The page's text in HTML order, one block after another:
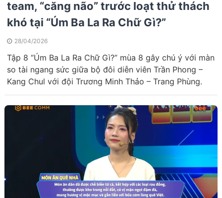
team, “căng não” trước loạt thử thách
khó tại “Úm Ba La Ra Chữ Gì?”
28/04/2026
Tập 8 “Úm Ba La Ra Chữ Gì?” mùa 8 gây chú ý với màn
so tài ngang sức giữa bộ đôi diễn viên Trần Phong –
Kang Chul với đội Trương Minh Thảo – Trang Phùng.